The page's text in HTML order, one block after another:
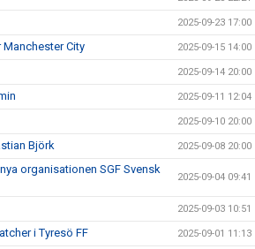
2025-09-23 17:00
City 2025-09-15 14:00
2025-09-14 20:00
2025-09-11 12:04
2025-09-10 20:00
Björk 2025-09-08 20:00
organisationen SGF Svensk
2025-09-04 09:41
2025-09-03 10:51
i Tyresö FF 2025-09-01 11:13